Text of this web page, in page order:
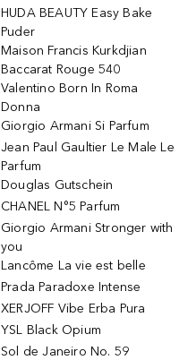
HUDA BEAUTY Easy Bake
Puder
Maison Francis Kurkdjian
Baccarat Rouge 540
Valentino Born In Roma
Donna
Giorgio Armani Si Parfum
Jean Paul Gaultier Le Male Le
Parfum
Douglas Gutschein
CHANEL N°5 Parfum
Giorgio Armani Stronger with
you
Lancôme La vie est belle
Prada Paradoxe Intense
XERJOFF Vibe Erba Pura
YSL Black Opium
Sol de Janeiro No. 59